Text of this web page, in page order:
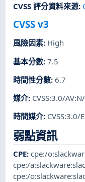
CVSS 評分資料來源:
CVSS v3
風險因素: High
基本分數:7.5
時間性分數:6.7
媒介: CVSS:3.0/
時間媒介: CVSS:3.0/
弱點資訊
CPE:cpe:/
cpe:/
cpe:/